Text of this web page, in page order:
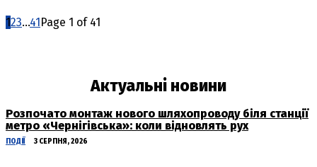
123...41Page 1 of 41
Актуальні новини
Розпочато монтаж нового шляхопроводу біля станції
метро «Чернігівська»: коли відновлять рух
ПОДІЇ 3 СЕРПНЯ, 2026